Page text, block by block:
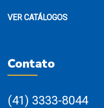
VER CATÁLOGOS
Contato
(41) 3333-8044